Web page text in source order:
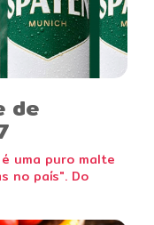
de
uma puro malte
no país". Do